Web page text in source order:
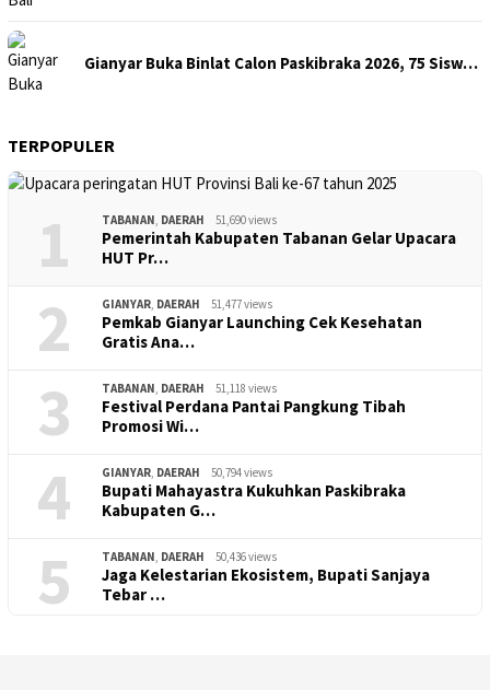
Gianyar Buka Binlat Calon Paskibraka 2026, 75 Sisw…
TERPOPULER
1 TABANAN, DAERAH 51,690 views
Pemerintah Kabupaten Tabanan Gelar Upacara
HUT Pr…
2 GIANYAR, DAERAH 51,477 views
Pemkab Gianyar Launching Cek Kesehatan
Gratis Ana…
3 TABANAN, DAERAH 51,118 views
Festival Perdana Pantai Pangkung Tibah
Promosi Wi…
4 GIANYAR, DAERAH 50,794 views
Bupati Mahayastra Kukuhkan Paskibraka
Kabupaten G…
5 TABANAN, DAERAH 50,436 views
Jaga Kelestarian Ekosistem, Bupati Sanjaya
Tebar …